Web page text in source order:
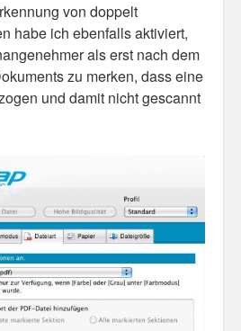
von doppelt
habe ich ebenfalls aktiviert,
als erst nach dem
zu merken, dass eine
und damit nicht gescannt